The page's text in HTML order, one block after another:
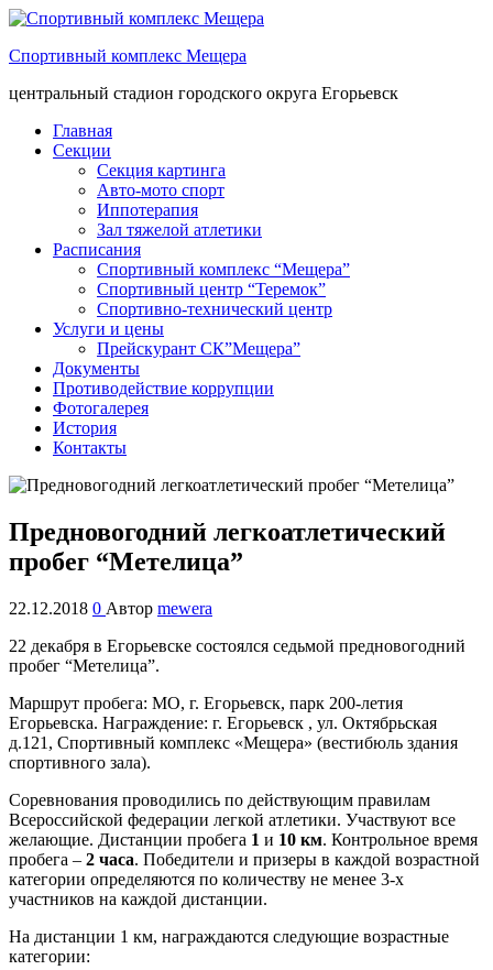
Спортивный комплекс Мещера
центральный стадион городского округа Егорьевск
Главная
Секции
Секция картинга
Авто-мото спорт
Иппотерапия
Зал тяжелой атлетики
Расписания
Спортивный комплекс “Мещера”
Спортивный центр “Теремок”
Спортивно-технический центр
Услуги и цены
Прейскурант СК”Мещера”
Документы
Противодействие коррупции
Фотогалерея
История
Контакты
Предновогодний легкоатлетический
пробег “Метелица”
22.12.2018 0 Автор mewera
22 декабря в Егорьевске состоялся седьмой предновогодний
пробег “Метелица”.
Маршрут пробега: МО, г. Егорьевск, парк 200-летия
Егорьевска. Награждение: г. Егорьевск , ул. Октябрьская
д.121, Спортивный комплекс «Мещера» (вестибюль здания
спортивного зала).
Соревнования проводились по действующим правилам
Всероссийской федерации легкой атлетики. Участвуют все
желающие. Дистанции пробега 1 и 10 км. Контрольное время
пробега – 2 часа. Победители и призеры в каждой возрастной
категории определяются по количеству не менее 3-х
участников на каждой дистанции.
На дистанции 1 км, награждаются следующие возрастные
категории: